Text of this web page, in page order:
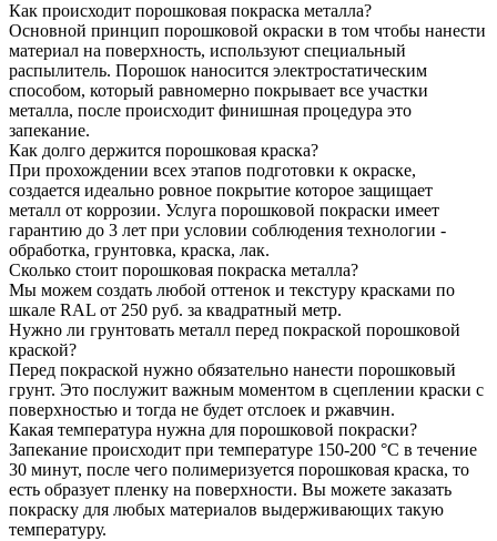
Как происходит порошковая покраска металла?
Основной принцип порошковой окраски в том чтобы нанести
материал на поверхность, используют специальный
распылитель. Порошок наносится электростатическим
способом, который равномерно покрывает все участки
металла, после происходит финишная процедура это
запекание.
Как долго держится порошковая краска?
При прохождении всех этапов подготовки к окраске,
создается идеально ровное покрытие которое защищает
металл от коррозии. Услуга порошковой покраски имеет
гарантию до 3 лет при условии соблюдения технологии -
обработка, грунтовка, краска, лак.
Сколько стоит порошковая покраска металла?
Мы можем создать любой оттенок и текстуру красками по
шкале RAL от 250 руб. за квадратный метр.
Нужно ли грунтовать металл перед покраской порошковой
краской?
Перед покраской нужно обязательно нанести порошковый
грунт. Это послужит важным моментом в сцеплении краски с
поверхностью и тогда не будет отслоек и ржавчин.
Какая температура нужна для порошковой покраски?
Запекание происходит при температуре 150-200 °С в течение
30 минут, после чего полимеризуется порошковая краска, то
есть образует пленку на поверхности. Вы можете заказать
покраску для любых материалов выдерживающих такую
температуру.